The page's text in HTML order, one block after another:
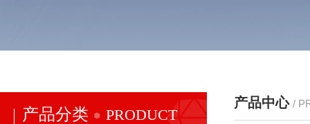
产品分类 PRODUCT
产品中心 /